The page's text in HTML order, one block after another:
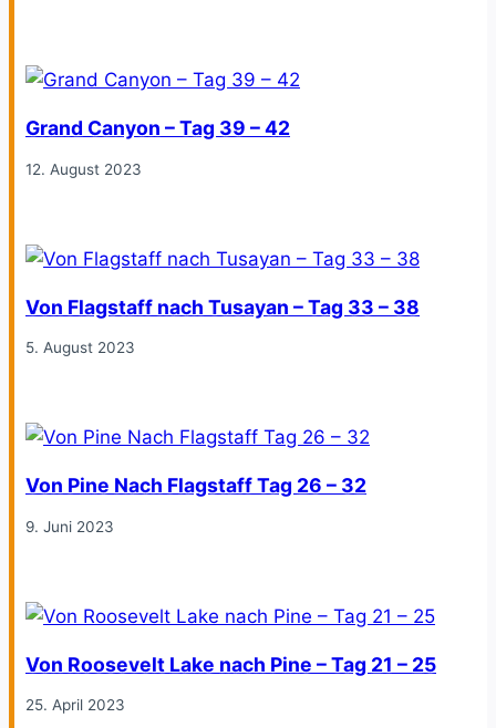
Grand Canyon – Tag 39 – 42
12. August 2023
Von Flagstaff nach Tusayan – Tag 33 – 38
5. August 2023
Von Pine Nach Flagstaff Tag 26 – 32
9. Juni 2023
Von Roosevelt Lake nach Pine – Tag 21 – 25
25. April 2023